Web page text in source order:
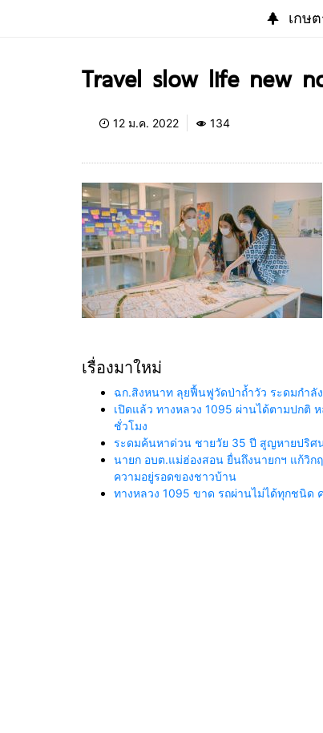
เกษ
Travel slow life new
12 ม.ค. 2022 134
เรื่องมาใหม่
ฉก.สิงหนาท ลุยฟื้นฟูวัดป่าถ้ำวัว ระดมกำลั
เปิดแล้ว ทางหลวง 1095 ผ่านได้ตามปกติ
ชั่วโมง
ระดมค้นหาด่วน ชายวัย 35 ปี สูญหายปริศ
นายก อบต.แม่ฮ่องสอน ยื่นถึงนายกฯ แก้วิ
ความอยู่รอดของชาวบ้าน
ทางหลวง 1095 ขาด รถผ่านไม่ได้ทุกชนิด